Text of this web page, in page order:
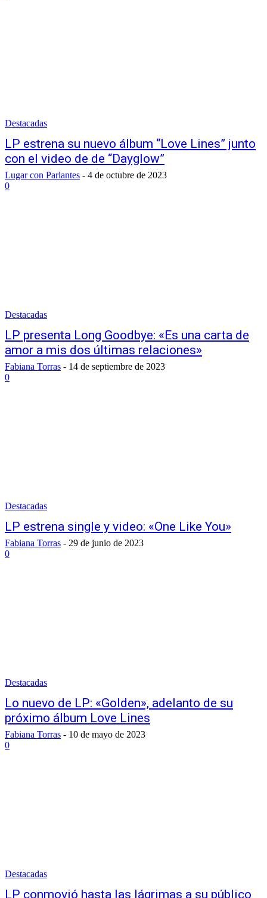
Destacadas
LP estrena su nuevo álbum “Love Lines” junto
con el video de de “Dayglow”
Lugar con Parlantes - 4 de octubre de 2023
0
Destacadas
LP presenta Long Goodbye: «Es una carta de
amor a mis dos últimas relaciones»
Fabiana Torras - 14 de septiembre de 2023
0
Destacadas
LP estrena single y video: «One Like You»
Fabiana Torras - 29 de junio de 2023
0
Destacadas
Lo nuevo de LP: «Golden», adelanto de su
próximo álbum Love Lines
Fabiana Torras - 10 de mayo de 2023
0
Destacadas
LP conmovió hasta las lágrimas a su público